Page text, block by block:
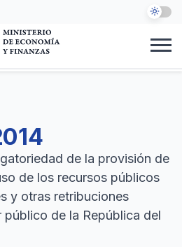
de la provisión de
de los recursos públicos
y otras retribuciones
público de la República del